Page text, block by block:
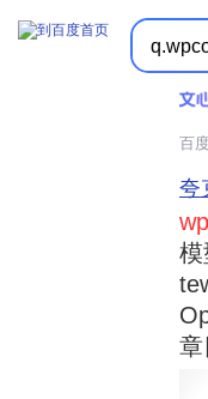
时
百
夸
章